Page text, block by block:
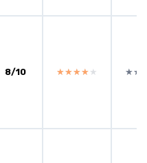
8/10 ★★★★★
★★★★★